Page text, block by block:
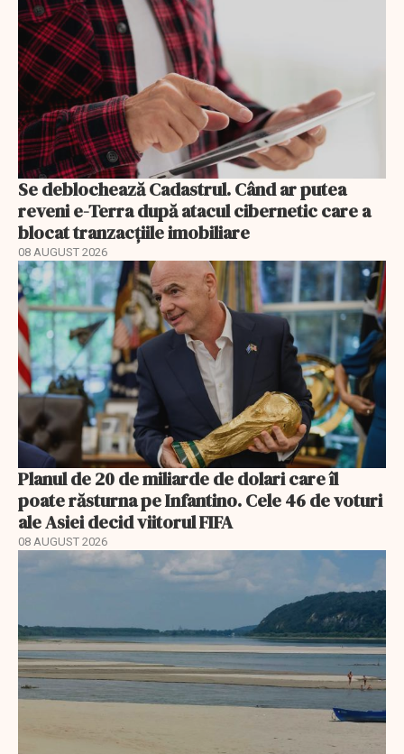
Se deblochează Cadastrul. Când ar putea
reveni e-Terra după atacul cibernetic care a
blocat tranzacțiile imobiliare
08 AUGUST 2026
Planul de 20 de miliarde de dolari care îl
poate răsturna pe Infantino. Cele 46 de voturi
ale Asiei decid viitorul FIFA
08 AUGUST 2026